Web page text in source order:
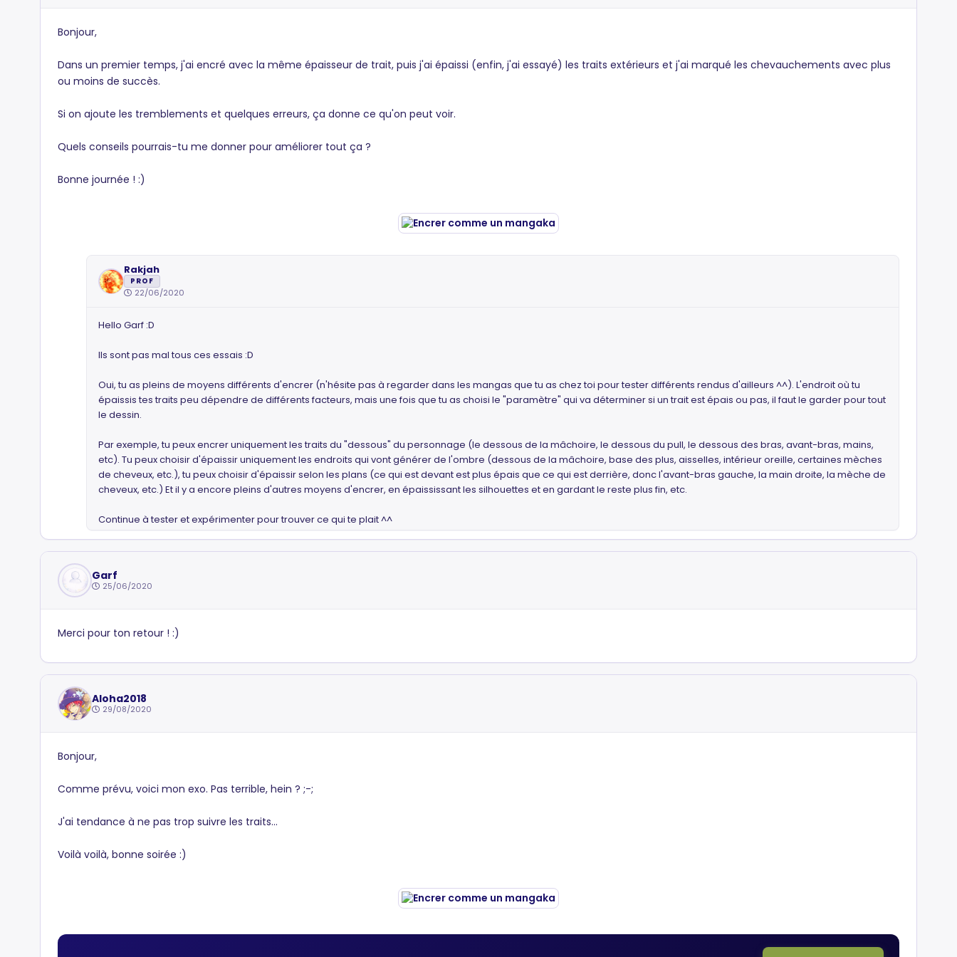
Bonjour,
Dans un premier temps, j'ai encré avec la même épaisseur de trait, puis j'ai épaissi (enfin, j'ai essayé) les traits extérieurs et j'ai marqué les chevauchements avec plus
ou moins de succès.
Si on ajoute les tremblements et quelques erreurs, ça donne ce qu'on peut voir.
Quels conseils pourrais-tu me donner pour améliorer tout ça ?
Bonne journée ! :)
Rakjah
PROF
22/06/2020
Hello Garf :D
Ils sont pas mal tous ces essais :D
Oui, tu as pleins de moyens différents d'encrer (n'hésite pas à regarder dans les mangas que tu as chez toi pour tester différents rendus d'ailleurs ^^). L'endroit où tu
épaissis tes traits peu dépendre de différents facteurs, mais une fois que tu as choisi le "paramètre" qui va déterminer si un trait est épais ou pas, il faut le garder pour tout
le dessin.
Par exemple, tu peux encrer uniquement les traits du "dessous" du personnage (le dessous de la mâchoire, le dessous du pull, le dessous des bras, avant-bras, mains,
etc). Tu peux choisir d'épaissir uniquement les endroits qui vont générer de l'ombre (dessous de la mâchoire, base des plus, aisselles, intérieur oreille, certaines mèches
de cheveux, etc.), tu peux choisir d'épaissir selon les plans (ce qui est devant est plus épais que ce qui est derrière, donc l'avant-bras gauche, la main droite, la mèche de
cheveux, etc.) Et il y a encore pleins d'autres moyens d'encrer, en épaississant les silhouettes et en gardant le reste plus fin, etc.
Continue à tester et expérimenter pour trouver ce qui te plait ^^
Garf
25/06/2020
Merci pour ton retour ! :)
Aloha2018
29/08/2020
Bonjour,
Comme prévu, voici mon exo. Pas terrible, hein ? ;-;
J'ai tendance à ne pas trop suivre les traits...
Voilà voilà, bonne soirée :)